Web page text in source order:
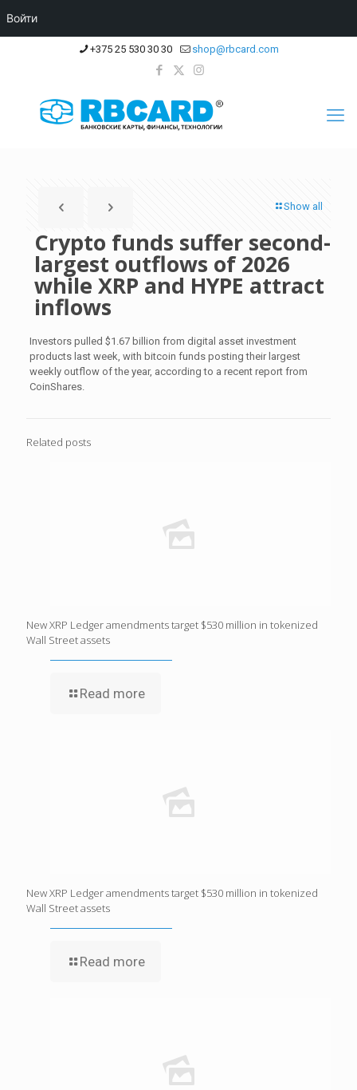
+375 25 530 30 30 shop@rbcard.com
Show all
Crypto funds suffer second-
largest outflows of 2026
while XRP and HYPE attract
inflows
Investors pulled $1.67 billion from digital asset investment
products last week, with bitcoin funds posting their largest
weekly outflow of the year, according to a recent report from
CoinShares.
Related posts
New XRP Ledger amendments target $530 million in tokenized
Wall Street assets
Read more
New XRP Ledger amendments target $530 million in tokenized
Wall Street assets
Read more
Войти